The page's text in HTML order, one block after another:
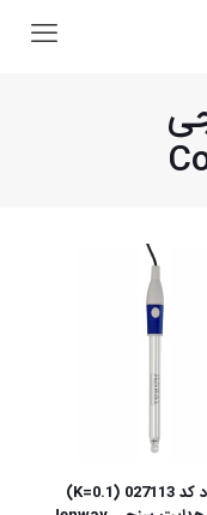
الکترود کد 027113 (K=0.1)